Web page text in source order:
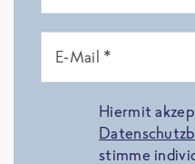
E-Mail *
Hiermit
stimme